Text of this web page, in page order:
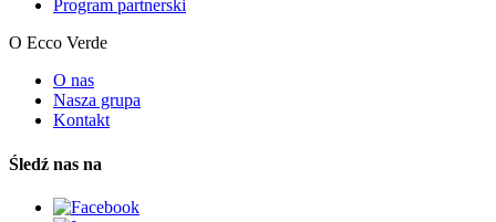
Program partnerski
O Ecco Verde
O nas
Nasza grupa
Kontakt
Śledź nas na